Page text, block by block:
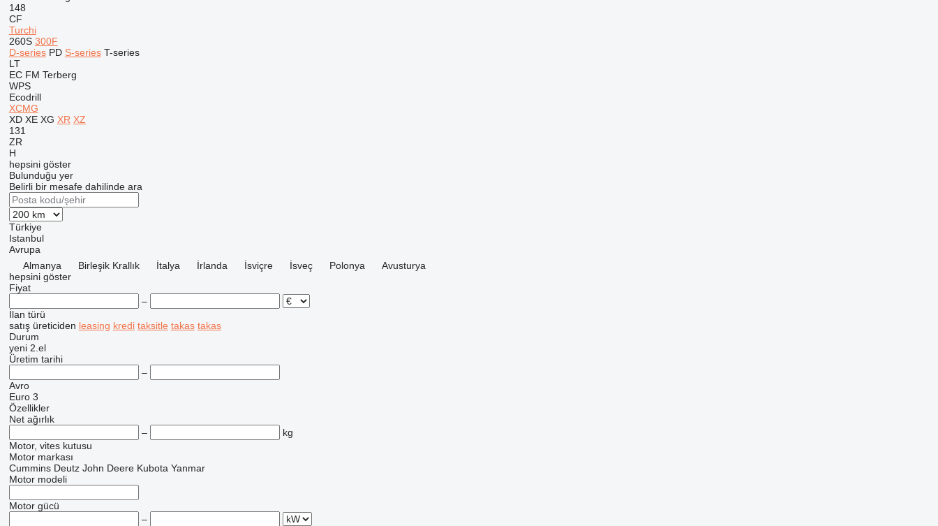
148
CF
Turchi
260S 300F
D-series PD S-series T-series
LT
EC FM Terberg
WPS
Ecodrill
XCMG
XD XE XG XR XZ
131
ZR
H
hepsini göster
Bulunduğu yer
Belirli bir mesafe dahilinde ara
Türkiye
Istanbul
Avrupa
Almanya
Birleşik Krallık İtalya İrlanda İsviçre İsveç Polonya
Avusturya
hepsini göster
Fiyat
–
İlan türü
satış üreticiden leasing kredi taksitle takas takas
Durum
yeni 2.el
Üretim tarihi
–
Avro
Euro 3
Özellikler
Net ağırlık
–
kg
Motor, vites kutusu
Motor markası
Cummins Deutz John Deere Kubota Yanmar
Motor modeli
Motor gücü
–